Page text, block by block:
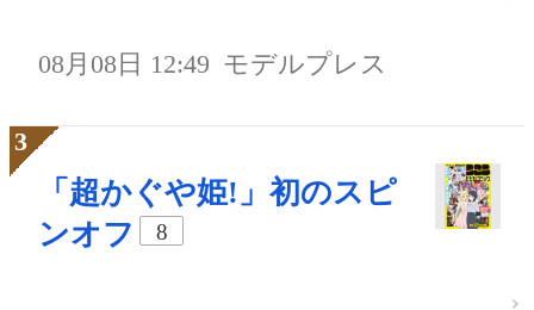
08月08日 12:49 モデルプレス
「超かぐや姫!」初のスピ
ンオフ
8